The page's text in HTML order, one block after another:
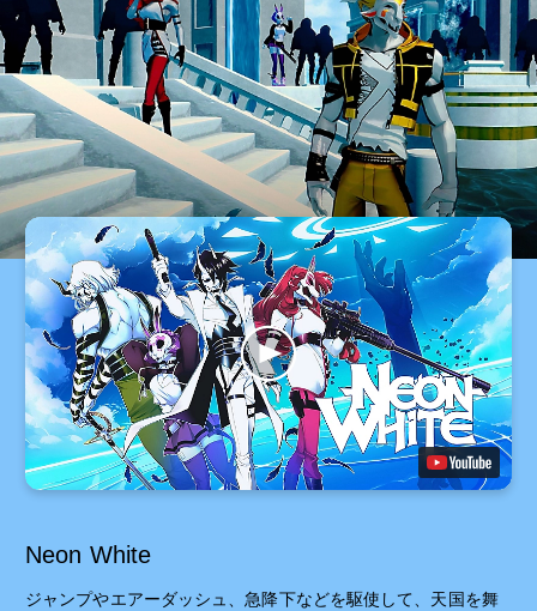
Neon White
ジャンプやエアーダッシュ、急降下などを駆使して、天国を舞